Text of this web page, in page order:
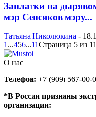
Заплатки на
мэр Сепсяков мэру...
Татьяна Николюкина -
1 ...456...11Страница 5 из 11
О нас
Телефон: +7 (909) 567-00-
*В России признаны
организации: